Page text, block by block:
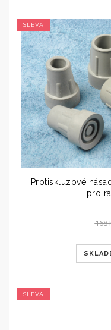
SLEVA
Protiskluzové
pro
168
SLEVA